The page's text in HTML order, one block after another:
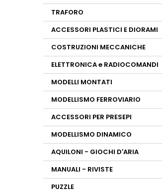
TRAFORO
ACCESSORI PLASTICI E DIORAMI
COSTRUZIONI MECCANICHE
ELETTRONICA e RADIOCOMANDI
MODELLI MONTATI
MODELLISMO FERROVIARIO
ACCESSORI PER PRESEPI
MODELLISMO DINAMICO
AQUILONI - GIOCHI D'ARIA
MANUALI - RIVISTE
PUZZLE